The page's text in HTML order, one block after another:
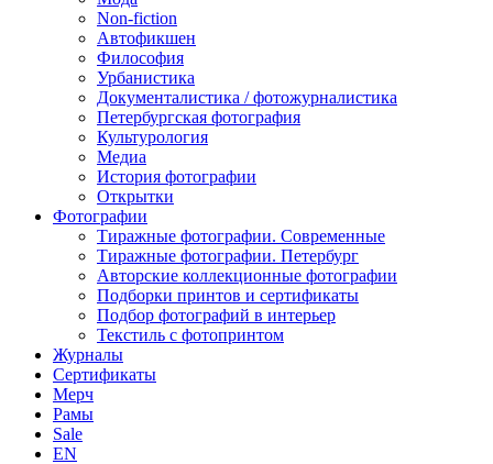
Non-fiction
Автофикшен
Философия
Урбанистика
Документалистика / фотожурналистика
Петербургская фотография
Культурология
Медиа
История фотографии
Открытки
Фотографии
Тиражные фотографии. Современные
Тиражные фотографии. Петербург
Авторские коллекционные фотографии
Подборки принтов и сертификаты
Подбор фотографий в интерьер
Текстиль с фотопринтом
Журналы
Сертификаты
Мерч
Рамы
Sale
EN